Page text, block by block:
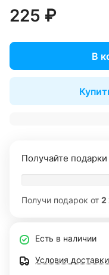
225 ₽
В
Получайте подарки
Получи подарок от 2
Есть в наличии
Условия доставки